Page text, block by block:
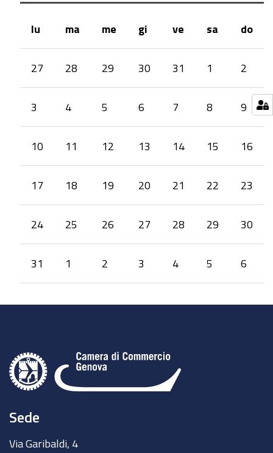
delle
fase
lu ma me gi ve sa do
27 28 29 30 31 1 2
3 4 5 6 7 8 9
10 11 12 13 14 15 16
17 18 19 20 21 22 23
24 25 26 27 28 29 30
31 1 2 3 4 5 6
Sede
Via Garibaldi, 4